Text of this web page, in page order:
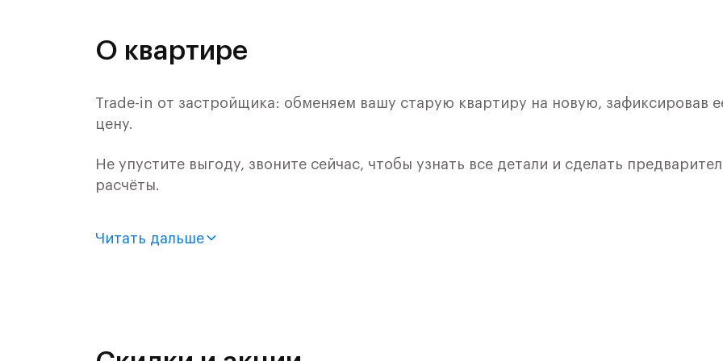
О квартире
Trade-in от застройщика: обменяем вашу старую квартиру на новую, зафиксировав
цену.
Не упустите выгоду, звоните сейчас, чтобы узнать все детали и сделать
расчёты.
монолитного дома (Корпус 62, Секция 8) в ЖК «Рублевский Квартал» от группы
и Подушкинским лесами.
Читать дальше